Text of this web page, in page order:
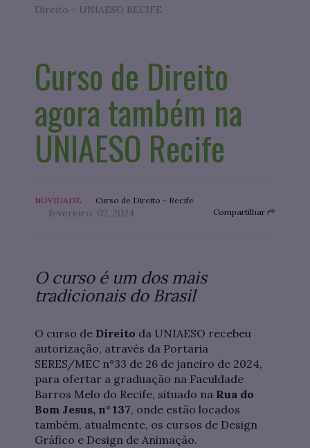
Direito - UNIAESO RECIFE
Curso de Direito
agora também na
UNIAESO Recife
NOVIDADE Curso de Direito - Recife
fevereiro. 02, 2024 Compartilhar
O curso é um dos mais
tradicionais do Brasil
O curso de Direito da UNIAESO recebeu
autorização, através da Portaria
SERES/MEC n°33 de 26 de janeiro de 2024,
para ofertar a graduação na Faculdade
Barros Melo do Recife, situado na Rua do
Bom Jesus, n° 137, onde estão locados
também, atualmente, os cursos de Design
Gráfico e Design de Animação.